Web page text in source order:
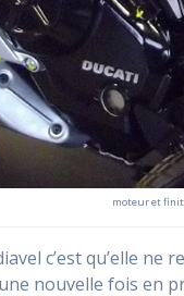
moteur et
c’est qu’elle ne
nouvelle fois en